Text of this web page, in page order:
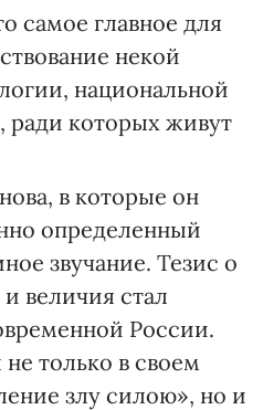
самое главное для
некой
национальной
ради которых живут
в которые он
определенный
звучание. Тезис о
величия стал
России.
только в своем
злу силою», но и